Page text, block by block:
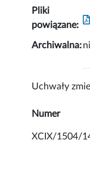
Pliki
powiązane:
Archiwalna:
Uchwały
Numer
XCIX/1504/